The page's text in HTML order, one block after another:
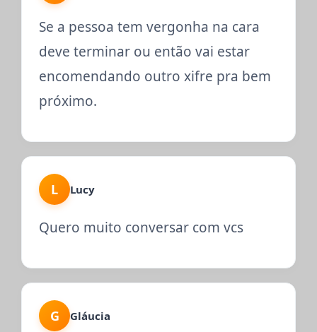
Se a pessoa tem vergonha na cara
deve terminar ou então vai estar
encomendando outro xifre pra bem
próximo.
L Lucy
Quero muito conversar com vcs
G Gláucia